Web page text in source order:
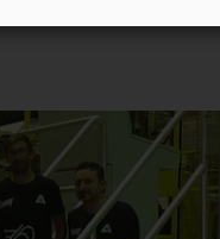
Produktangebot.